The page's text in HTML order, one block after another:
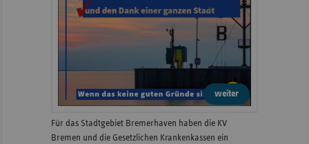
weiter
Für das Stadtgebiet Bremerhaven haben die KV
Bremen und die Gesetzlichen Krankenkassen ein